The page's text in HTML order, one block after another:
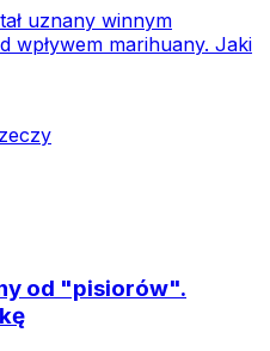
uznany winnym
wpływem marihuany. Jaki
od "pisiorów".